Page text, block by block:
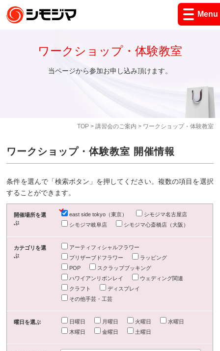
Menu
TOP> 講習会のご案内 > ワークショップ・体験教室
ワークショップ・体験教室
当ページから参加お申し込み頂けます。
ワークショップ・体験教室 開催情報
条件を選んで「検索ボタン」を押してください。複数の項目を選択
することができます。
開催場所を選
ぶ
east side tokyo（東京）
シモジマ名古屋店
シモジマ岐阜店
シモジマ心斎橋店（大阪）
カテゴリを選
ぶ
アーティフィシャルフラワー
プリザーブドフラワー
ラッピング
POP
スクラップブッキング
ハワイアンリボンレイ
ウェディング関連
クラフト
ディスプレイ
その他手芸・工芸
曜日を選ぶ 日曜日 月曜日 火曜日
水曜日
木曜日
金曜日 土曜日